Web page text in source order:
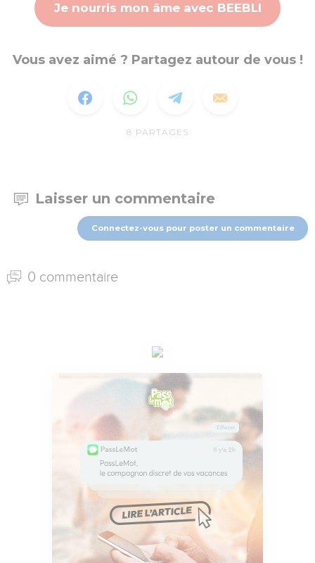
Je nourris mon âme avec BEEBLI
Vous avez aimé ? Partagez autour de vous !
8 PARTAGES
Laisser un commentaire
Connectez-vous pour poster un commentaire
0 commentaire